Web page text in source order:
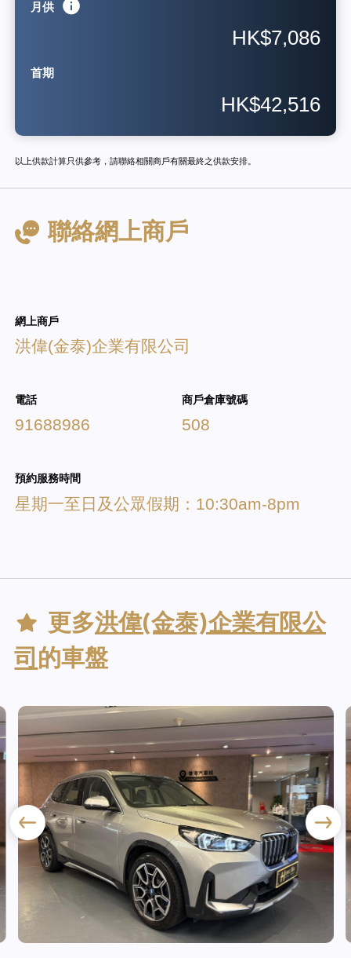
月供
HK$7,086
首期
HK$42,516
以上供款計算只供參考，請聯絡相關商戶有關最終之供款安排。
聯絡網上商戶
網上商戶
洪偉(金泰)企業有限公司
電話
91688986
商戶倉庫號碼
508
預約服務時間
星期一至日及公眾假期：10:30am-8pm
更多洪偉(金泰)企業有限公
司 的車盤